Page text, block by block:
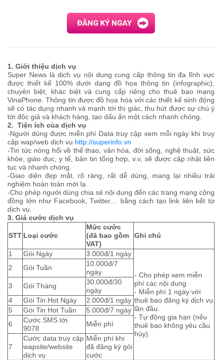
1. Giới thiệu dịch vụ
Super News là dịch vụ nội dung cung cấp thông tin đa lĩnh vực
được thiết kế 100% dưới dạng đồ họa thông tin (infographic),
chuyên biệt, khác biệt và cung cấp riêng cho thuê bao mạng
VinaPhone. Thông tin được đồ họa hóa với các thiết kế sinh động
sẽ có tác dụng nhanh và mạnh tới thị giác, thu hút được sự chú ý
tới độc giả và khách hàng, tạo dấu ấn một cách nhanh chóng.
2. Tiện ích của dịch vụ
-Người dùng được miễn phí Data truy cập xem mỗi ngày khi truy
cập wap/web dịch vụ http://superinfo.vn
-Tin tức nóng hổi về thể thao, văn hóa, đời sống, nghệ thuật, sức
khỏe, giáo dục, y tế, bản tin tổng hợp, v.v, sẽ được cập nhật liên
tục và nhanh chóng.
-Giao diện đẹp mắt, rõ ràng, rất dễ dùng, mang lại nhiều trải
nghiệm hoàn toàn mới lạ.
-Cho phép người dùng chia sẻ nội dung đến các trang mạng cộng
đồng lớn như Facebook, Twitter… bằng cách tạo link liên kết từ
dịch vụ.
3. Giá cước dịch vụ
STT Loại cước
Mức cước
(đã bao gồm
VAT)
Ghi chú
1 Gói Ngày 3.000đ/1 ngày
- Cho phép xem miễn
phí các nội dung
- Miễn phí 1 ngày với
thuê bao đăng ký dịch vụ
lần đầu.
- Tự động gia hạn (nếu
thuê bao không yêu cầu
hủy).
2 Gói Tuần
10.000đ/7
ngày
3
Gói Tháng
30.000đ/30
ngày
4
Gói Tin Hot Ngày
2.000đ/1 ngày
5
Gói Tin Hot Tuần
5.000đ/7 ngày
6
Cước SMS tới
9078
Miễn phí
7
Cước data truy cập
wapsite/website
dịch vụ
Miễn phí khi
đã đăng ký gói
cước